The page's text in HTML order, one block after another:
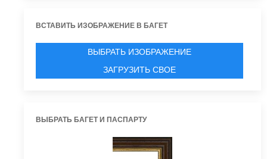
ВСТАВИТЬ ИЗОБРАЖЕНИЕ В БАГЕТ
ВЫБРАТЬ ИЗОБРАЖЕНИЕ
ЗАГРУЗИТЬ СВОЕ
ВЫБРАТЬ БАГЕТ И ПАСПАРТУ